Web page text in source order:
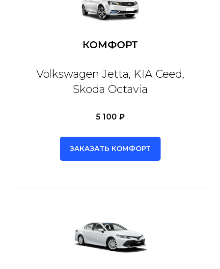
КОМФОРТ
Volkswagen Jetta, KIA Ceed,
Skoda Octavia
5 100 ₽
ЗАКАЗАТЬ КОМФОРТ